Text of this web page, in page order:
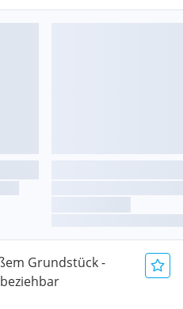
Grundstück -